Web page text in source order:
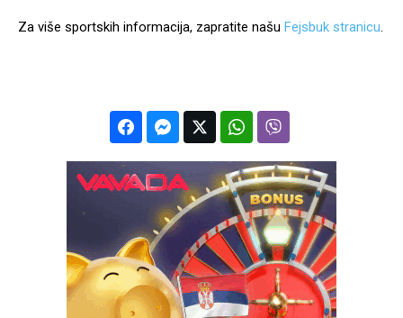
Za više sportskih informacija, zapratite našu Fejsbuk stranicu